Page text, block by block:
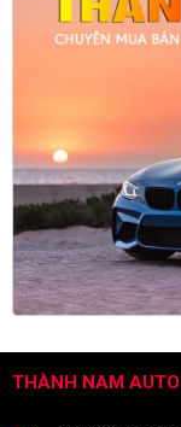
THÀNH NAM AUTO